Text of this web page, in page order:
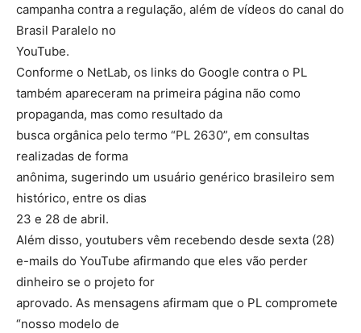
campanha contra a regulação, além de vídeos do canal do
Brasil Paralelo no
YouTube.
Conforme o NetLab, os links do Google contra o PL
também apareceram na primeira página não como
propaganda, mas como resultado da
busca orgânica pelo termo “PL 2630”, em consultas
realizadas de forma
anônima, sugerindo um usuário genérico brasileiro sem
histórico, entre os dias
23 e 28 de abril.
Além disso, youtubers vêm recebendo desde sexta (28)
e-mails do YouTube afirmando que eles vão perder
dinheiro se o projeto for
aprovado. As mensagens afirmam que o PL compromete
“nosso modelo de